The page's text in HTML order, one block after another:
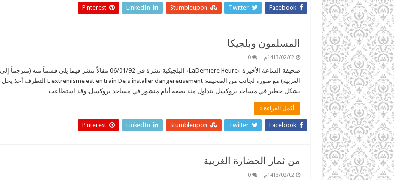
Facebook
Twitter
Stumbleupon
LinkedIn
Pinterest
المسلمون وبلجيكا
1413/02/02م 0
صحيفة الساعة الأخيرة »LaDerniere Heure« البلجيكية نشرة في 06/01/92 مقالاً ننشر فيما يلي قسماً منه (مترجماً إلى
العربية) مع صورة لجانب من الصحيفة: L extremisme est en train De s installer dangereusement التطرف أخذ يحل
بشكل خطير في مساجد بروكسل يتداول منذ بضعة أيام منشور في مساجد بروكسل. وقد استطاعت …
أكمل القراءة »
Facebook
Twitter
Stumbleupon
LinkedIn
Pinterest
من ثمار الحضارة الغربية
1413/02/02م 0